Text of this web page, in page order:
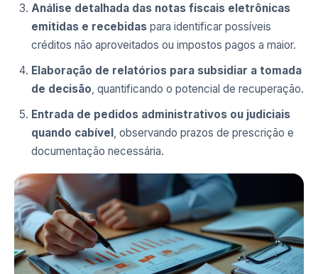
Análise detalhada das notas fiscais eletrônicas
emitidas e recebidas para identificar possíveis
créditos não aproveitados ou impostos pagos a maior.
Elaboração de relatórios para subsidiar a tomada
de decisão, quantificando o potencial de recuperação.
Entrada de pedidos administrativos ou judiciais
quando cabível, observando prazos de prescrição e
documentação necessária.